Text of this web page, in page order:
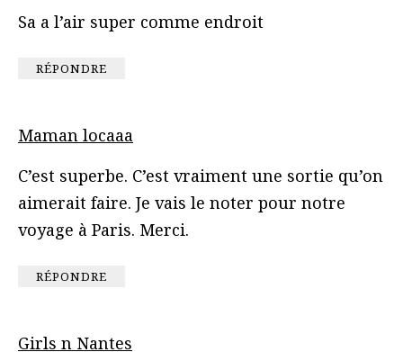
Sa a l’air super comme endroit
RÉPONDRE
Maman locaaa
C’est superbe. C’est vraiment une sortie qu’on
aimerait faire. Je vais le noter pour notre
voyage à Paris. Merci.
RÉPONDRE
Girls n Nantes